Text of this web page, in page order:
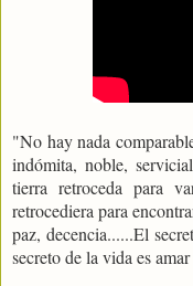
"No hay nada
indómita, noble,
tierra retroceda para
retrocediera para
paz, decencia......El
secreto de la vida es